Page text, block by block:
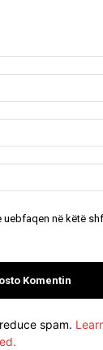
uebfaqen në këtë
spam.